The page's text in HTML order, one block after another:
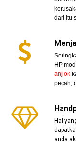
dari itu
HP
anjlok
pecah,
Hal
anda